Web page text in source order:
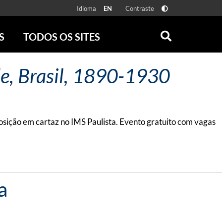
Idioma EN Contraste
FÍSICAS
TODOS OS SITES
ZUM
DISCOGRAFIA BRASILEIRA
TESTEMUNHA OCULAR
Brasil, 1890-1930
em cartaz no IMS Paulista. Evento gratuito com vagas